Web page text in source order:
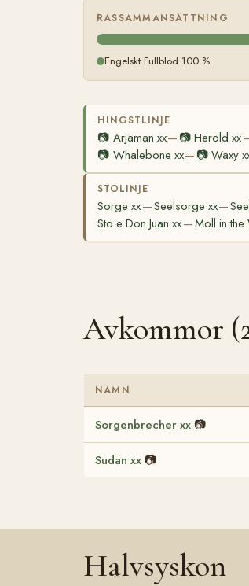
RASSAMMANSÄTTNING
Engelskt Fullblod 100 %
HINGSTLINJE
📷 Arjaman xx— 📷Herold xx
📷 Whalebone xx— 📷Waxy
STOLINJE
Sorge xx—Seelsorge xx—
Sto e Don Juan xx—Moll in the
Avkommor
NAMN
Sorgenbrecher xx 📷
Sudan xx 📷
Halvsyskon